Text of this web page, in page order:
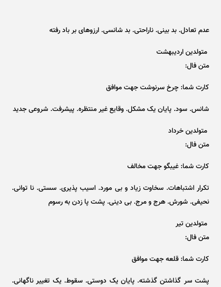
عدم تعادل. بد بینی. ناراحتی. بد شانسی. ارزو‌های بر باد رفته
متولدین اردیبهشت
متن فال:
کارت شما: چرخ سرنوشت جهت موافق
شانس. سود. پایان یک مشکل. وقایع غیر منتظره. پیشرفت. شروعی جدید
متولدین خرداد
متن فال:
کارت شما: غیبگو جهت مخالف
تکرار اشتباهات. سخاوت زیاد و بی مورد. اسیب پذیری. سستی. نا توانی.
نحیفی. شورش. هرج و مرج. بی دینی. پشت پا زدن به رسوم
متولدین تیر
متن فال:
کارت شما: قلعه جهت موافق
پشت سر گذاشتن گذشته. پایان یک دوستی. سقوط. یک تغییر ناگهانی.